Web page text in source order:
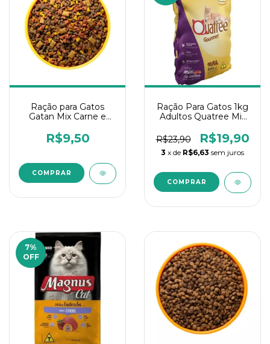
Ração para Gatos
Gatan Mix Carne e
R$9,50
Ração Para Gatos 1kg
Adultos Quatree Mix
R$23,90
R$19,90
3 x de R$6,63 sem juros
7%
OFF